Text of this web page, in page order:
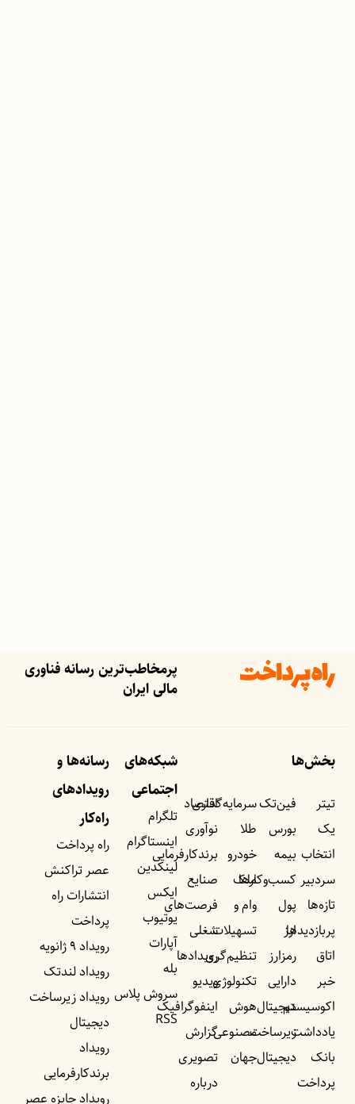
پرمخاطب‌ترین رسانه فناوری
مالی ایران
بخش‌ها
تیتر
یک
انتخاب
سردبیر
تازه‌ها
پربازدید‌ها
اتاق
خبر
اکوسیستم
یادداشت‌
بانک
پرداخت
فین‌تک
بورس
بیمه
کسب‌وکار‌ها
پول
ارز
رمزارز
دارایی
دیجیتال
زیرساخت
دیجیتال
سرمایه‌گذاری
طلا
خودرو
ملک
وام و
تسهیلات
تنظیم‌گری
تکنولوژی
هوش
مصنوعی
جهان
اقتصاد
نوآوری
برندکارفرمایی
صنایع
فرصت‌های
شغلی
رویداد‌ها
ویدیو
اینفوگرافیک
گزارش
تصویری
درباره
شبکه‌های
اجتماعی
تلگرام
اینستاگرام
لینکدین
ایکس
یوتیوب
آپارات
بله
سروش پلاس
RSS
رسانه‌ها و
رویداد‌های
راه‌کار
راه پرداخت
عصر تراکنش
انتشارات راه
پرداخت
رویداد ۹ ژانویه
رویداد لندتک
رویداد زیرساخت
دیجیتال
رویداد
برندکارفرمایی
رویداد جایزه عصر